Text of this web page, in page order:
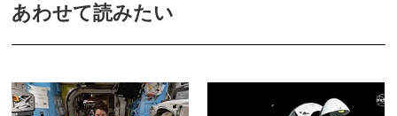
あわせて読みたい